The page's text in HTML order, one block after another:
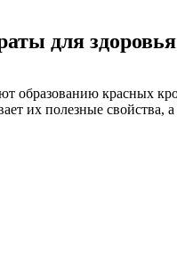
для здоровья
образованию красных
их полезные свойства,